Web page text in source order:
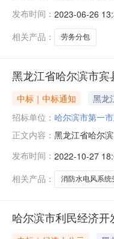
采购四、采购
发布时间： 2023-06-26
相关产品：
劳务分包
黑龙江省哈尔滨市
中标｜中标通知 黑龙
招标单位： 哈尔滨市第一
正文内容： 黑龙江省哈尔
风系统劳务采
施工进度及甲
发布时间： 2022-10-27
相关产品：
消防水电风系统
哈尔滨市利民经济